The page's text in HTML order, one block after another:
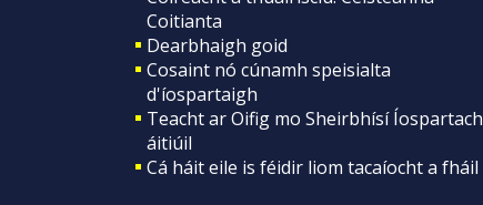
Coitianta
Dearbhaigh goid
Cosaint nó cúnamh speisialta
d'íospartaigh
Teacht ar Oifig mo Sheirbhísí Íospartach
áitiúil
Cá háit eile is féidir liom tacaíocht a fháil